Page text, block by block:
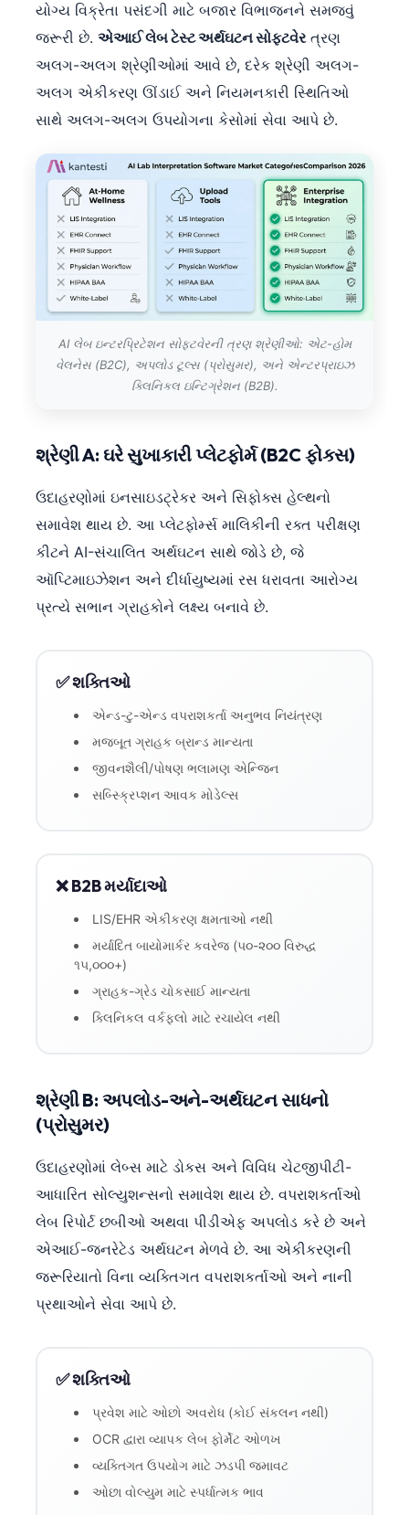
યોગ્ય વિક્રેતા પસંદગી માટે બજાર વિભાજનને સમજવું
જરૂરી છે. એઆઈ લેબ ટેસ્ટ અર્થઘટન સોફ્ટવેરત્રણ
અલગ-અલગ શ્રેણીઓમાં આવે છે, દરેક શ્રેણી અલગ-
અલગ એકીકરણ ઊંડાઈ અને નિયમનકારી સ્થિતિઓ
સાથે અલગ-અલગ ઉપયોગના કેસોમાં સેવા આપે છે.
AI લેબ ઇન્ટરપ્રિટેશન સોફ્ટવેરની ત્રણ શ્રેણીઓ: એટ-હોમ
વેલનેસ (B2C), અપલોડ ટૂલ્સ (પ્રોસુમર), અને એન્ટરપ્રાઇઝ
ક્લિનિકલ ઇન્ટિગ્રેશન (B2B).
શ્રેણી A: ઘરે સુખાકારી પ્લેટફોર્મ (B2C ફોકસ)
ઉદાહરણોમાં ઇનસાઇડટ્રેકર અને સિફોક્સ હેલ્થનો
સમાવેશ થાય છે. આ પ્લેટફોર્મ્સ માલિકીની રક્ત પરીક્ષણ
કીટને AI-સંચાલિત અર્થઘટન સાથે જોડે છે, જે
ઑપ્ટિમાઇઝેશન અને દીર્ધાયુષ્યમાં રસ ધરાવતા આરોગ્ય
પ્રત્યે સભાન ગ્રાહકોને લક્ષ્ય બનાવે છે.
✅ શક્તિઓ
એન્ડ-ટુ-એન્ડ વપરાશકર્તા અનુભવ નિયંત્રણ
મજબૂત ગ્રાહક બ્રાન્ડ માન્યતા
જીવનશૈલી/પોષણ ભલામણ એન્જિન
સબ્સ્ક્રિપ્શન આવક મોડેલ્સ
❌ B2B મર્યાદાઓ
LIS/EHR એકીકરણ ક્ષમતાઓ નથી
મર્યાદિત બાયોમાર્કર કવરેજ (૫૦-૨૦૦ વિરુદ્ધ
૧૫,૦૦૦+)
ગ્રાહક-ગ્રેડ ચોકસાઈ માન્યતા
ક્લિનિકલ વર્કફ્લો માટે રચાયેલ નથી
શ્રેણી B: અપલોડ-અને-અર્થઘટન સાધનો
(પ્રોસુમર)
ઉદાહરણોમાં લેબ્સ માટે ડોકસ અને વિવિધ ચેટજીપીટી-
આધારિત સોલ્યુશન્સનો સમાવેશ થાય છે. વપરાશકર્તાઓ
લેબ રિપોર્ટ છબીઓ અથવા પીડીએફ અપલોડ કરે છે અને
એઆઈ-જનરેટેડ અર્થઘટન મેળવે છે. આ એકીકરણની
જરૂરિયાતો વિના વ્યક્તિગત વપરાશકર્તાઓ અને નાની
પ્રથાઓને સેવા આપે છે.
✅ શક્તિઓ
પ્રવેશ માટે ઓછો અવરોધ (કોઈ સંકલન નથી)
OCR દ્વારા વ્યાપક લેબ ફોર્મેટ ઓળખ
વ્યક્તિગત ઉપયોગ માટે ઝડપી જમાવટ
ઓછા વોલ્યુમ માટે સ્પર્ધાત્મક ભાવ